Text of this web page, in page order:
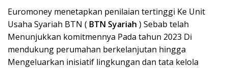
Euromoney menetapkan penilaian tertinggi Ke Unit
Usaha Syariah BTN ( BTN Syariah ) Sebab telah
Menunjukkan komitmennya Pada tahun 2023 Di
mendukung perumahan berkelanjutan hingga
Mengeluarkan inisiatif lingkungan dan tata kelola